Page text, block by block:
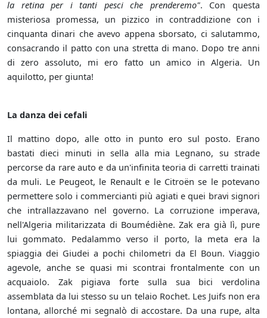
la retina per i tanti pesci che prenderemo". Con questa
misteriosa promessa, un pizzico in contraddizione con i
cinquanta dinari che avevo appena sborsato, ci salutammo,
consacrando il patto con una stretta di mano. Dopo tre anni
di zero assoluto, mi ero fatto un amico in Algeria. Un
aquilotto, per giunta!
La danza dei cefali
Il mattino dopo, alle otto in punto ero sul posto. Erano
bastati dieci minuti in sella alla mia Legnano, su strade
percorse da rare auto e da un'infinita teoria di carretti trainati
da muli. Le Peugeot, le Renault e le Citroën se le potevano
permettere solo i commercianti più agiati e quei bravi signori
che intrallazzavano nel governo. La corruzione imperava,
nell'Algeria militarizzata di Boumédiène. Zak era già lì, pure
lui gommato. Pedalammo verso il porto, la meta era la
spiaggia dei Giudei a pochi chilometri da El Boun. Viaggio
agevole, anche se quasi mi scontrai frontalmente con un
acquaiolo. Zak pigiava forte sulla sua bici verdolina
assemblata da lui stesso su un telaio Rochet. Les Juifs non era
lontana, allorché mi segnalò di accostare. Da una rupe, alta